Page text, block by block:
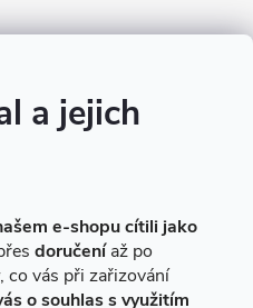
a jejich
e-shopu cítili jako
doručeníaž po
, co vás při zařizování
o souhlas s využitím